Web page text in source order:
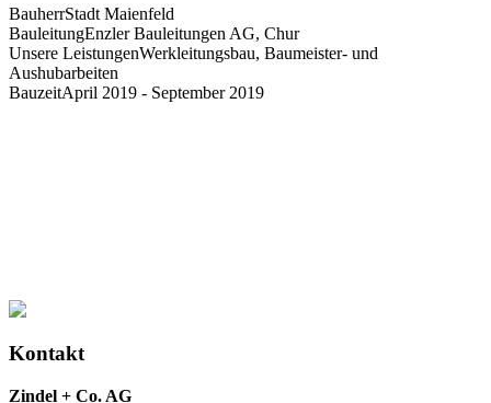
BauherrStadt Maienfeld
BauleitungEnzler Bauleitungen AG, Chur
Unsere LeistungenWerkleitungsbau, Baumeister- und
Aushubarbeiten
BauzeitApril 2019 - September 2019
Kontakt
Zindel + Co. AG